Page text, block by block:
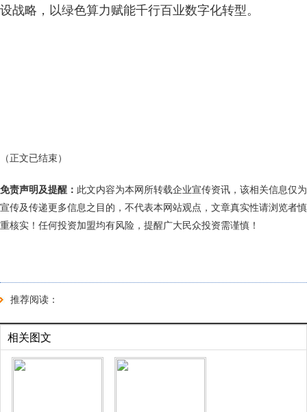
设战略，以绿色算力赋能千行百业数字化转型。
（正文已结束）
免责声明及提醒： 此文内容为本网所转载企业宣传资讯，该相关信息仅为
宣传及传递更多信息之目的，不代表本网站观点，文章真实性请浏览者慎
重核实！任何投资加盟均有风险，提醒广大民众投资需谨慎！
推荐阅读：
相关图文